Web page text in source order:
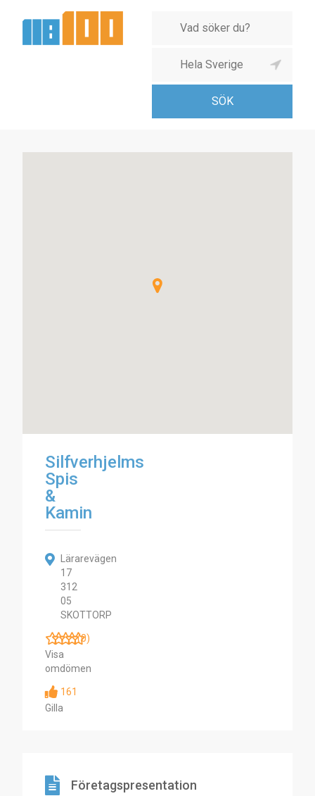
Silfverhjelms
Spis
&
Kamin
Lärarevägen
17
312
05
SKOTTORP
(0)
Visa
omdömen
161
Gilla
Företagspresentation